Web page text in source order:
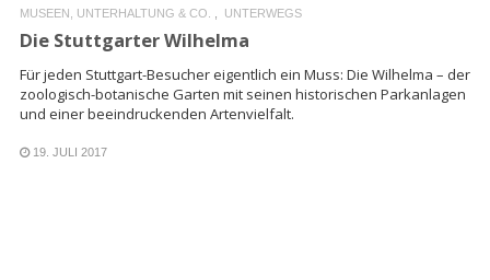
MUSEEN, UNTERHALTUNG & CO. UNTERWEGS
Die Stuttgarter Wilhelma
Für jeden Stuttgart-Besucher eigentlich ein Muss: Die Wilhelma – der
zoologisch-botanische Garten mit seinen historischen Parkanlagen
und einer beeindruckenden Artenvielfalt.
19. JULI 2017